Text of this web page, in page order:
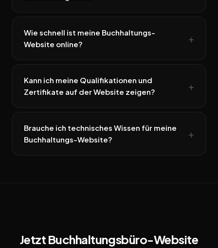
Wie schnell ist meine Buchhaltungs-
Website online?
Kann ich meine Qualifikationen und
Zertifikate auf der Website zeigen?
Brauche ich technisches Wissen für meine
Buchhaltungs-Website?
Jetzt Buchhaltungsbüro-Website